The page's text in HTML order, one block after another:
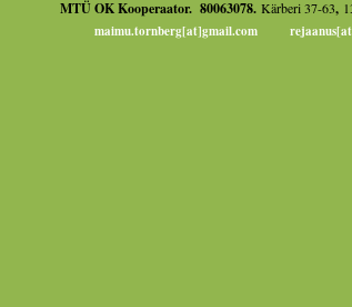
MTÜ OK Kooperaator. 80063078. Kärberi 37-63,
maimu.tornberg[at]gmail.com